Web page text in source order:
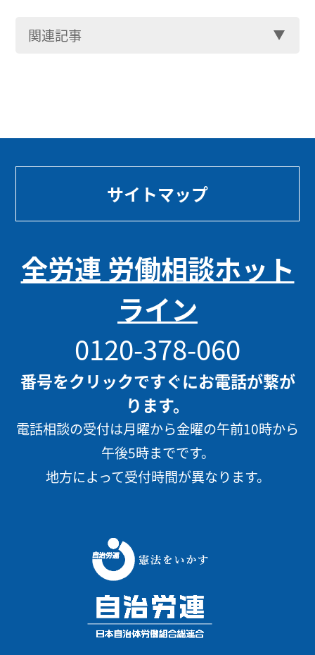
関連記事
サイトマップ
全労連 労働相談ホット
ライン
0120-378-060
番号をクリックですぐにお電話が繋が
ります。
電話相談の受付は月曜から金曜の午前10時から
午後5時までです。
地方によって受付時間が異なります。